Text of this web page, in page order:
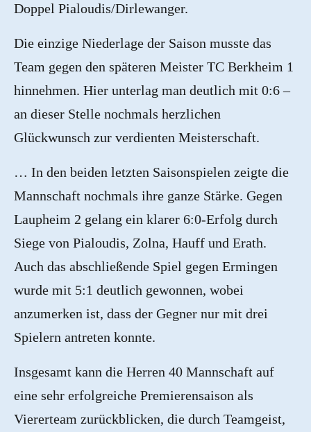
Doppel Pialoudis/Dirlewanger.
Die einzige Niederlage der Saison musste das
Team gegen den späteren Meister TC Berkheim 1
hinnehmen. Hier unterlag man deutlich mit 0:6 –
an dieser Stelle nochmals herzlichen
Glückwunsch zur verdienten Meisterschaft.
… In den beiden letzten Saisonspielen zeigte die
Mannschaft nochmals ihre ganze Stärke. Gegen
Laupheim 2 gelang ein klarer 6:0-Erfolg durch
Siege von Pialoudis, Zolna, Hauff und Erath.
Auch das abschließende Spiel gegen Ermingen
wurde mit 5:1 deutlich gewonnen, wobei
anzumerken ist, dass der Gegner nur mit drei
Spielern antreten konnte.
Insgesamt kann die Herren 40 Mannschaft auf
eine sehr erfolgreiche Premierensaison als
Viererteam zurückblicken, die durch Teamgeist,